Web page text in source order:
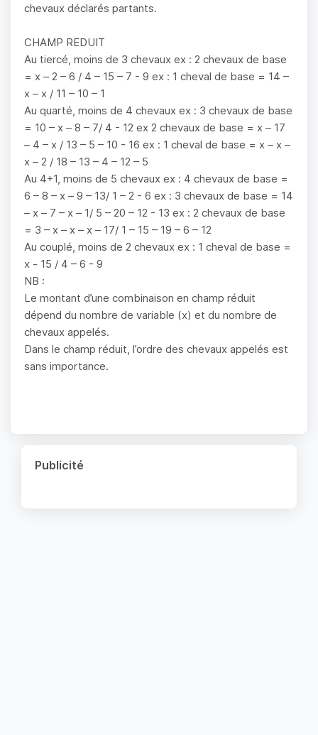
chevaux déclarés partants.
CHAMP REDUIT
Au tiercé, moins de 3 chevaux ex : 2 chevaux de base
= x – 2 – 6 / 4 – 15 – 7 - 9 ex : 1 cheval de base = 14 –
x – x / 11 – 10 – 1
Au quarté, moins de 4 chevaux ex : 3 chevaux de base
= 10 – x – 8 – 7/ 4 - 12 ex 2 chevaux de base = x – 17
– 4 – x / 13 – 5 – 10 - 16 ex : 1 cheval de base = x – x –
x – 2 / 18 – 13 – 4 – 12 – 5
Au 4+1, moins de 5 chevaux ex : 4 chevaux de base =
6 – 8 – x – 9 – 13/ 1 – 2 - 6 ex : 3 chevaux de base = 14
– x – 7 – x – 1/ 5 – 20 – 12 - 13 ex : 2 chevaux de base
= 3 – x – x – x – 17/ 1 – 15 – 19 – 6 – 12
Au couplé, moins de 2 chevaux ex : 1 cheval de base =
x - 15 / 4 – 6 - 9
NB :
Le montant d’une combinaison en champ réduit
dépend du nombre de variable (x) et du nombre de
chevaux appelés.
Dans le champ réduit, l’ordre des chevaux appelés est
sans importance.
Publicité